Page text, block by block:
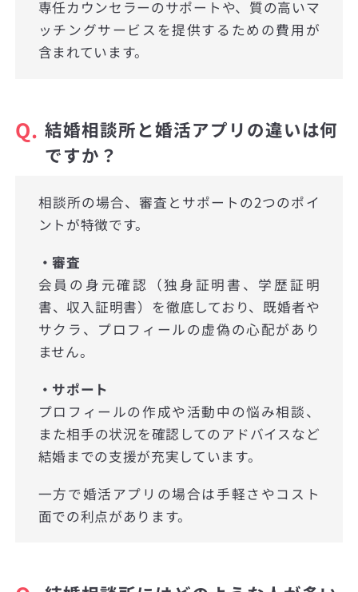
専任カウンセラーのサポートや、質の高いマ
ッチングサービスを提供するための費用が
含まれています。
Q. 結婚相談所と婚活アプリの違いは何
ですか？
相談所の場合、審査とサポートの2つのポイ
ントが特徴です。
・審査
会員の身元確認（独身証明書、学歴証明
書、収入証明書）を徹底しており、既婚者や
サクラ、プロフィールの虚偽の心配があり
ません。
・サポート
プロフィールの作成や活動中の悩み相談、
また相手の状況を確認してのアドバイスなど
結婚までの支援が充実しています。
一方で婚活アプリの場合は手軽さやコスト
面での利点があります。